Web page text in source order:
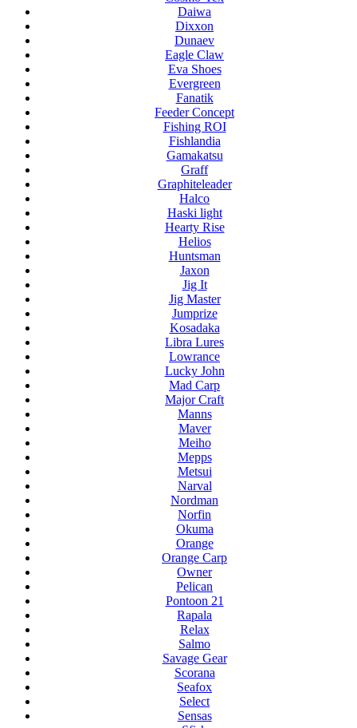
Daiwa
Dixxon
Dunaev
Eagle Claw
Eva Shoes
Evergreen
Fanatik
Feeder Concept
Fishing ROI
Fishlandia
Gamakatsu
Graff
Graphiteleader
Halco
Haski light
Hearty Rise
Helios
Huntsman
Jaxon
Jig It
Jig Master
Jumprize
Kosadaka
Libra Lures
Lowrance
Lucky John
Mad Carp
Major Craft
Manns
Maver
Meiho
Mepps
Metsui
Narval
Nordman
Norfin
Okuma
Orange
Orange Carp
Owner
Pelican
Pontoon 21
Rapala
Relax
Salmo
Savage Gear
Scorana
Seafox
Select
Sensas